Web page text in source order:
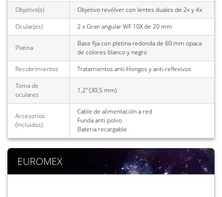
Objetivo(s)
Objetivo revólver con lentes duales de 2x y 4x
Ocular(es)
2 x Gran angular WF 10X de 20 mm
Platina
Base fija con pletina redonda de 60 mm opaca
de colores blanco y negro
Recubrimientos
Tratamientos anti-Hongos y anti-reflexivos
Toma de
oculares
1,2" (30,5 mm)
Accesorios
(Incluidos)
Cable de alimentación a red
Funda anti-polvo
Bateria recargable
EUROMEX